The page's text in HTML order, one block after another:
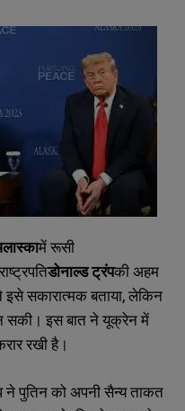
में रूसी
डोनाल्ड ट्रंपकी अहम
सकारात्मक बताया, लेकिन
सकी। इस बात ने यूक्रेन में
रखी है।
ने पुतिन को अपनी सैन्य ताकत